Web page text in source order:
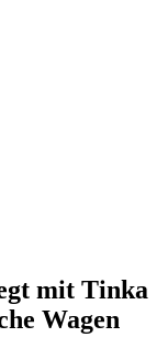
mit Tinka
Wagen